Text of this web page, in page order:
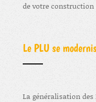
de votre construction
Le PLU se
La généralisation des